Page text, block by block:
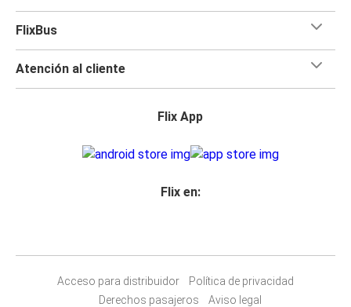
FlixBus
Atención al cliente
Flix App
Flix en:
Acceso para distribuidor
Política de privacidad
Derechos pasajeros
Aviso legal